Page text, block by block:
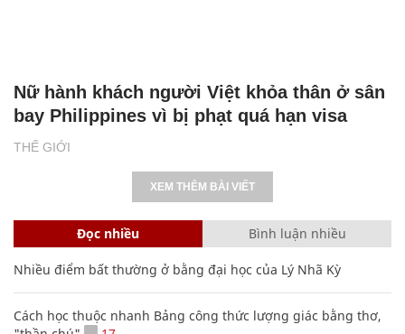
THẾ GIỚI
Nữ hành khách người Việt khỏa thân ở sân
bay Philippines vì bị phạt quá hạn visa
XEM THÊM BÀI VIẾT
Đọc nhiều Bình luận nhiều
Nhiều điểm bất thường ở bằng đại học của Lý Nhã Kỳ
Cách học thuộc nhanh Bảng công thức lượng giác bằng thơ,